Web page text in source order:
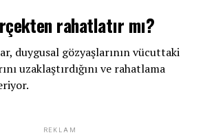
rahatlatır mı?
duygusal gözyaşlarının vücuttaki
uzaklaştırdığını ve rahatlama
REKLAM